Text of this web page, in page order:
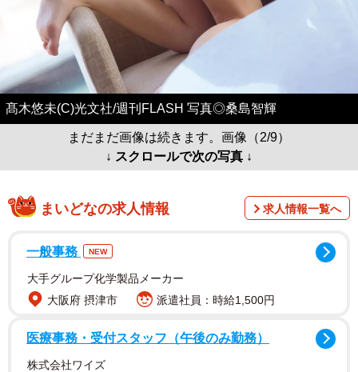
髙木悠未(C)光文社/週刊FLASH 写真◎桑島智輝
まだまだ画像は続きます。画像（2/9）
↓ スクロールで次の写真 ↓
まいどなの求人情報 求人情報一覧へ
一般事務 NEW
大手グループ化学製品メーカー
大阪府 摂津市
派遣社員：時給1,500円
医療事務・受付スタッフ（午後のみ勤務）
株式会社ワイズ